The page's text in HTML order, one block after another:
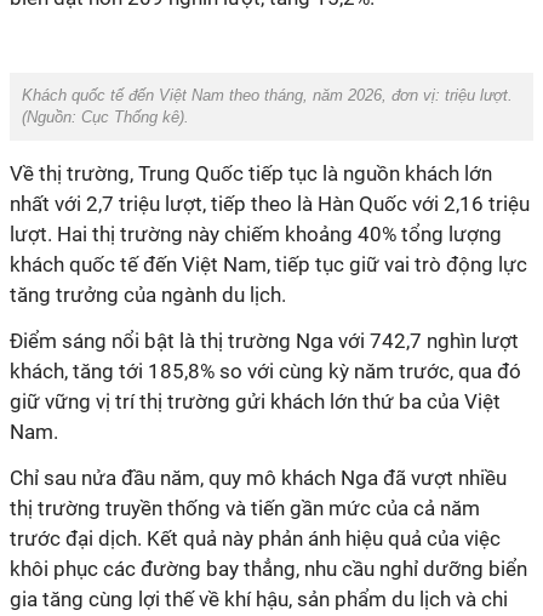
Khách quốc tế đến Việt Nam theo tháng, năm 2026, đơn vị: triệu lượt.
(Nguồn: Cục Thống kê).
Về thị trường, Trung Quốc tiếp tục là nguồn khách lớn
nhất với 2,7 triệu lượt, tiếp theo là Hàn Quốc với 2,16 triệu
lượt. Hai thị trường này chiếm khoảng 40% tổng lượng
khách quốc tế đến Việt Nam, tiếp tục giữ vai trò động lực
tăng trưởng của ngành du lịch.
Điểm sáng nổi bật là thị trường Nga với 742,7 nghìn lượt
khách, tăng tới 185,8% so với cùng kỳ năm trước, qua đó
giữ vững vị trí thị trường gửi khách lớn thứ ba của Việt
Nam.
Chỉ sau nửa đầu năm, quy mô khách Nga đã vượt nhiều
thị trường truyền thống và tiến gần mức của cả năm
trước đại dịch. Kết quả này phản ánh hiệu quả của việc
khôi phục các đường bay thẳng, nhu cầu nghỉ dưỡng biển
gia tăng cùng lợi thế về khí hậu, sản phẩm du lịch và chi